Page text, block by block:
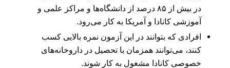
در بیش از ۸۵ درصد از دانشگاه‌ها و مراکز علمی و
آموزشی کانادا و آمریکا به کار می‌رود.
افرادی که بتوانند در این آزمون نمره بالایی کسب
کنند، می‌توانند همزمان با تحصیل در داروخانه‌های
خصوصی کانادا مشغول به کار شوند.